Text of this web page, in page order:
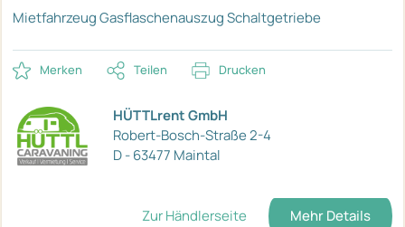
MietfahrzeugGasflaschenauszugSchaltgetriebe
Merken Teilen Drucken
HÜTTLrent GmbH
Robert-Bosch-Straße 2-4
D - 63477 Maintal
Zur Händlerseite Mehr Details